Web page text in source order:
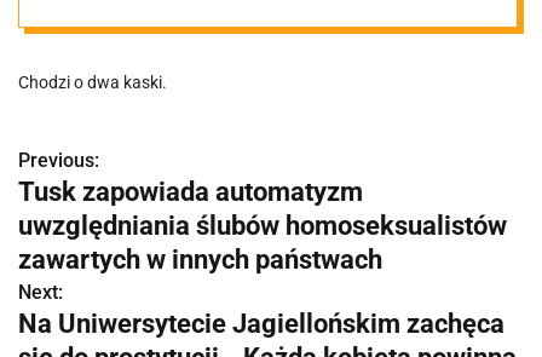
Chodzi o dwa kaski.
N
a
w
i
Previous:
Tusk zapowiada automatyzm
uwzględniania ślubów homoseksualistów
zawartych w innych państwach
Next:
Na Uniwersytecie Jagiellońskim zachęca